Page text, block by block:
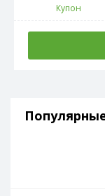
Купон